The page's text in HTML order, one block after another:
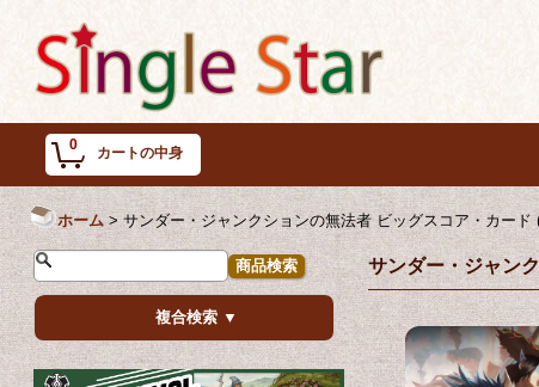
0 カートの中身
ホーム > サンダー・ジャンクションの無法者 ビッグスコア・カード
複合検索 ▼
サンダー・ジャン